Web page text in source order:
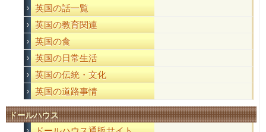
英国の話一覧
英国の教育関連
英国の食
英国の日常生活
英国の伝統・文化
英国の道路事情
ドールハウス